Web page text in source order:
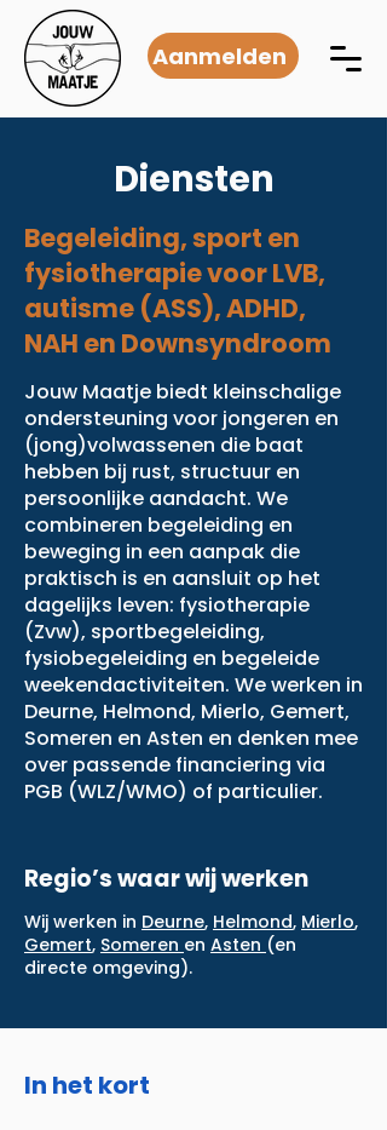
Aanmelden
Diensten
Begeleiding, sport en
fysiotherapie voor LVB,
autisme (ASS), ADHD,
NAH en Downsyndroom
Jouw Maatje biedt kleinschalige
ondersteuning voor jongeren en
(jong)volwassenen die baat
hebben bij rust, structuur en
persoonlijke aandacht. We
combineren begeleiding en
beweging in een aanpak die
praktisch is en aansluit op het
dagelijks leven: fysiotherapie
(Zvw), sportbegeleiding,
fysiobegeleiding en begeleide
weekendactiviteiten. We werken in
Deurne, Helmond, Mierlo, Gemert,
Someren en Asten en denken mee
over passende financiering via
PGB (WLZ/WMO) of particulier.
Regio’s waar wij werken
Wij werken in Deurne, Helmond, Mierlo,
Gemert, Someren en Asten (en
directe omgeving).
In het kort